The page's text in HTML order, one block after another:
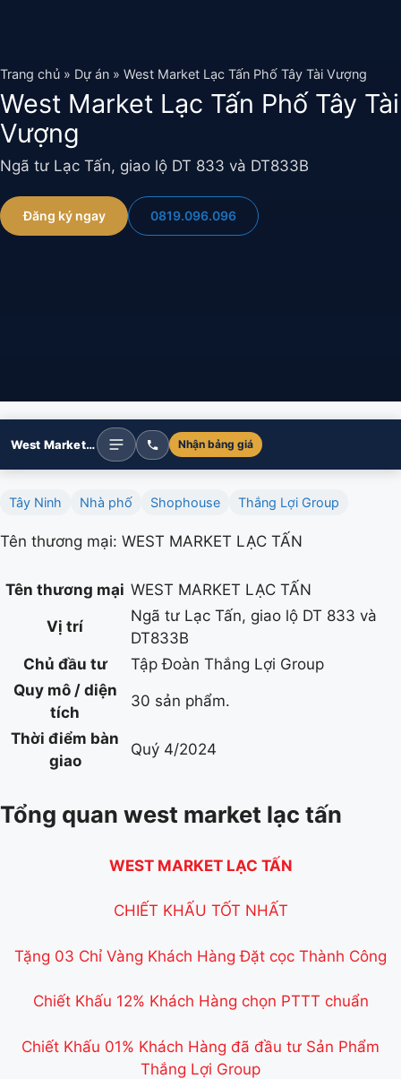
dung
Trang chủ » Dự án » West Market Lạc Tấn Phố Tây Tài Vượng
West Market Lạc Tấn Phố Tây Tài
Vượng
Ngã tư Lạc Tấn, giao lộ DT 833 và DT833B
Đăng ký ngay 0819.096.096
West Market Lạc Tấn Phố Tây Tài Vượng Nhận bảng giá
Tây Ninh Nhà phố Shophouse Thắng Lợi Group
Tên thương mại: WEST MARKET LẠC TẤN
Tên thương mại WEST MARKET LẠC TẤN
Vị trí
Ngã tư Lạc Tấn, giao lộ DT 833 và
DT833B
Chủ đầu tư
Tập Đoàn Thắng Lợi Group
Quy mô / diện
tích
30 sản phẩm.
Thời điểm bàn
giao
Quý 4/2024
Tổng quan west market lạc tấn
WEST MARKET LẠC TẤN
CHIẾT KHẤU TỐT NHẤT
Tặng 03 Chỉ Vàng Khách Hàng Đặt cọc Thành Công
Chiết Khấu 12% Khách Hàng chọn PTTT chuẩn
Chiết Khấu 01% Khách Hàng đã đầu tư Sản Phẩm
Thắng Lợi Group